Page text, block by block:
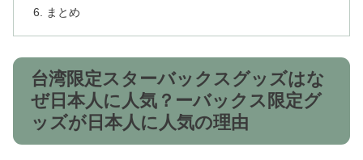
まとめ
台湾限定スターバックスグッズはな
ぜ日本人に人気？ーバックス限定グ
ッズが日本人に人気の理由